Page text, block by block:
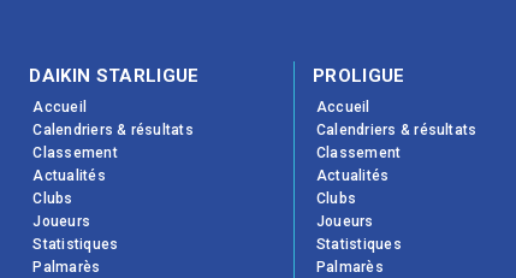
DAIKIN STARLIGUE
Accueil
Calendriers & résultats
Classement
Actualités
Clubs
Joueurs
Statistiques
Palmarès
PROLIGUE
Accueil
Calendriers & résultats
Classement
Actualités
Clubs
Joueurs
Statistiques
Palmarès